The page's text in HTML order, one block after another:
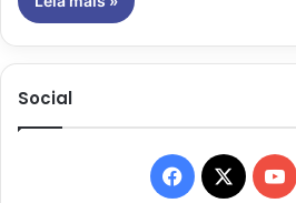
Social
Facebook
X